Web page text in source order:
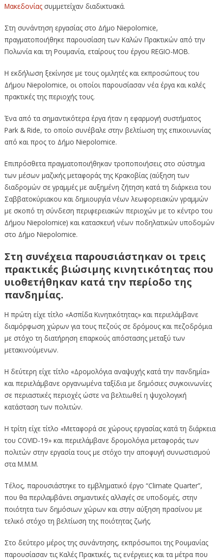
Μακεδονίαςσυμμετείχαν διαδικτυακά.
Στη συνάντηση εργασίας στο Δήμο Niepolomice,
πραγματοποιήθηκε παρουσίαση των Καλών Πρακτικών από την
Πολωνία και τη Ρουμανία, εταίρους του έργου REGIO-MOB.
Η εκδήλωση ξεκίνησε με τους ομιλητές και εκπροσώπους του
Δήμου Niepolomice, οι οποίοι παρουσίασαν νέα έργα και καλές
πρακτικές της περιοχής τους.
Ένα από τα σημαντικότερα έργα ήταν η εφαρμογή συστήματος
Park & Ride, το οποίο συνέβαλε στην βελτίωση της επικοινωνίας
από και προς το Δήμο Niepolomice.
Επιπρόσθετα πραγματοποιήθηκαν τροποποιήσεις στο σύστημα
των μέσων μαζικής μεταφοράς της Κρακοβίας (αύξηση των
διαδρομών σε γραμμές με αυξημένη ζήτηση κατά τη διάρκεια του
Σαββατοκύριακου και δημιουργία νέων λεωφορειακών γραμμών
με σκοπό τη σύνδεση περιφερειακών περιοχών με το κέντρο του
Δήμου Niepolomice) και κατασκευή νέων ποδηλατικών υποδομών
στο Δήμο Niepolomice.
Στη συνέχεια παρουσιάστηκαν οι τρεις
πρακτικές βιώσιμης κινητικότητας που
υιοθετήθηκαν κατά την περίοδο της
πανδημίας.
Η πρώτη είχε τίτλο «Ασπίδα Κινητικότητας» και περιελάμβανε
διαμόρφωση χώρων για τους πεζούς σε δρόμους και πεζοδρόμια
με στόχο τη διατήρηση επαρκούς απόστασης μεταξύ των
μετακινούμενων.
Η δεύτερη είχε τίτλο «Δρομολόγια αναψυχής κατά την πανδημία»
και περιελάμβανε οργανωμένα ταξίδια με δημόσιες συγκοινωνίες
σε περιαστικές περιοχές ώστε να βελτιωθεί η ψυχολογική
κατάσταση των πολιτών.
Η τρίτη είχε τίτλο «Μεταφορά σε χώρους εργασίας κατά τη διάρκεια
του COVID-19» και περιελάμβανε δρομολόγια μεταφοράς των
πολιτών στην εργασία τους με στόχο την αποφυγή συνωστισμού
στα Μ.Μ.Μ.
Τέλος, παρουσιάστηκε το εμβληματικό έργο “Climate Quarter”,
που θα περιλαμβάνει σημαντικές αλλαγές σε υποδομές, στην
ποιότητα των δημόσιων χώρων και στην αύξηση πρασίνου με
τελικό στόχο τη βελτίωση της ποιότητας ζωής.
Στο δεύτερο μέρος της συνάντησης, εκπρόσωποι της Ρουμανίας
παρουσίασαν τις Καλές Πρακτικές, τις ενέργειες και τα μέτρα που